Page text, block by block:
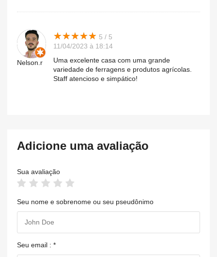
Nelson.r
★★★★★
★★★★★ 5 / 5
11/04/2023 à 18:14
Uma excelente casa com uma grande
variedade de ferragens e produtos agrícolas.
Staff atencioso e simpático!
Adicione uma avaliação
Sua avaliação
Seu nome e sobrenome ou seu pseudônimo
Seu email : *